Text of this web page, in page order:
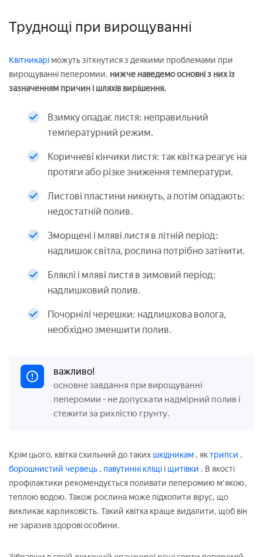
Труднощі при вирощуванні
Квітникарі можуть зіткнутися з деякими проблемами при
вирощуванні пеперомии. нижче наведемо основні з них із
зазначенням причин і шляхів вирішення.
Взимку опадає листя: неправильний
температурний режим.
Коричневі кінчики листя: так квітка реагує на
протяги або різке зниження температури.
Листові пластини никнуть, а потім опадають:
недостатній полив.
Зморщені і мляві листя в літній період:
надлишок світла, рослина потрібно затінити.
Бляклі і мляві листя в зимовий період:
надлишковий полив.
Почорнілі черешки: надлишкова волога,
необхідно зменшити полив.
важливо!
основне завдання при вирощуванні
пеперомии - не допускати надмірний полив і
стежити за рихлістю грунту.
Крім цього, квітка схильний до таких шкідникам , яктрипси ,
борошнистий червець , павутинні кліщі і щитівки . В якості
профілактики рекомендується поливати пеперомию м'якою,
теплою водою. Також рослина може підхопити вірус, що
викликає карликовість. Такий квітка краще видалити, щоб він
не заразив здорові особини.